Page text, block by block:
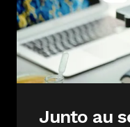
Junto au